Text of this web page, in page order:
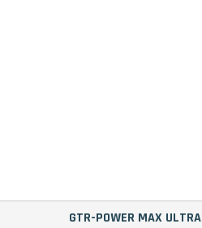
GTR-POWER MAX ULTRA